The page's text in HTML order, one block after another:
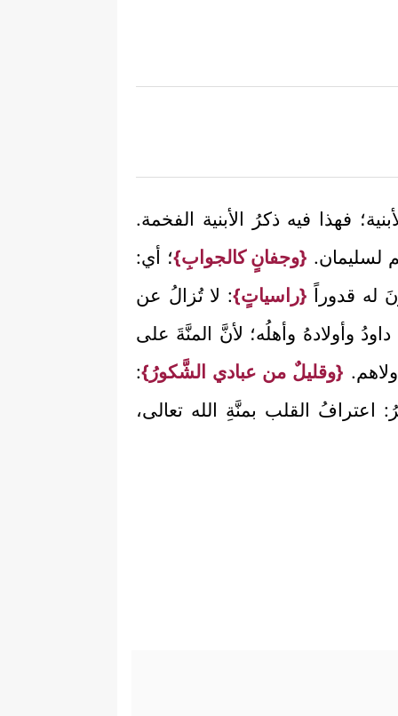
فهذا فيه ذكرُ الأبنية الفخمة.
لسليمان. {وجفانٍ كالجوابِ}؛ أي:
له قدوراً {راسياتٍ}: لا تُزالُ عن
وأولادهُ وأهلُه؛ لأنَّ المنَّةَ على
{وقليلٌ من عبادي الشَّكورُ}:
القلب بمنَّةِ الله تعالى،